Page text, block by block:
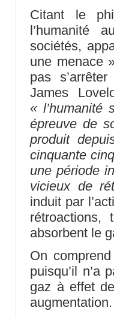
Citant le
l’humanité
sociétés,
une menace
pas
James
« l’humanité
épreuve de
produit
cinquante
une période
vicieux de
induit par
rétroactions,
absorbent le
On
puisqu’il n’a
gaz à effet
augmentation.